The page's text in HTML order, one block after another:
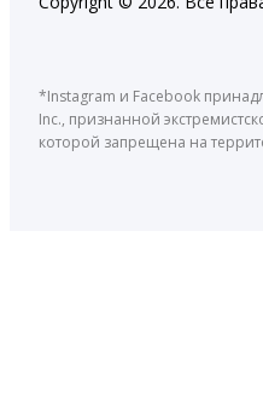
*Instagram и Facebook
Inc., признанной
которой запрещена на